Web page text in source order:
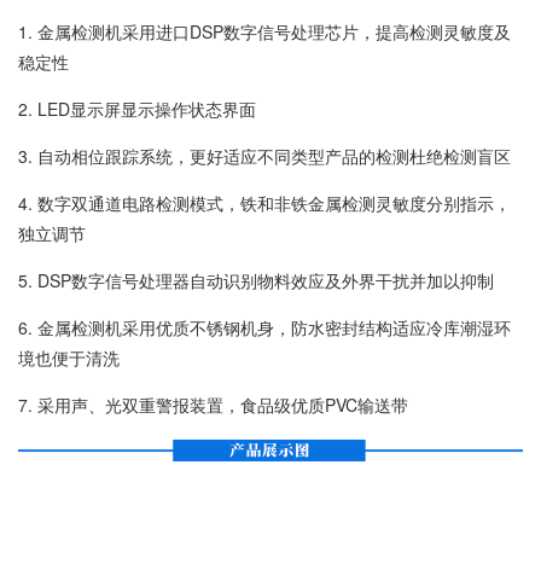
1. 金属检测机采用进口DSP数字信号处理芯片，提高检测灵敏度及
稳定性
2. LED显示屏显示操作状态界面
3. 自动相位跟踪系统，更好适应不同类型产品的检测杜绝检测盲区
4. 数字双通道电路检测模式，铁和非铁金属检测灵敏度分别指示，
独立调节
5. DSP数字信号处理器自动识别物料效应及外界干扰并加以抑制
6. 金属检测机采用优质不锈钢机身，防水密封结构适应冷库潮湿环
境也便于清洗
7. 采用声、光双重警报装置，食品级优质PVC输送带